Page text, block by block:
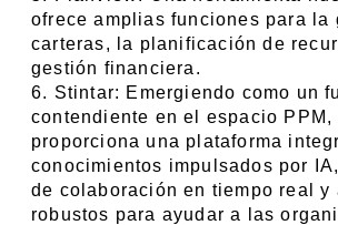
ofrece amplias funciones para la
carteras, la planificación de
gestión financiera.
6. Stintar: Emergiendo como un
contendiente en el espacio PPM,
proporciona una plataforma
conocimientos impulsados por
de colaboración en tiempo real y
robustos para ayudar a las